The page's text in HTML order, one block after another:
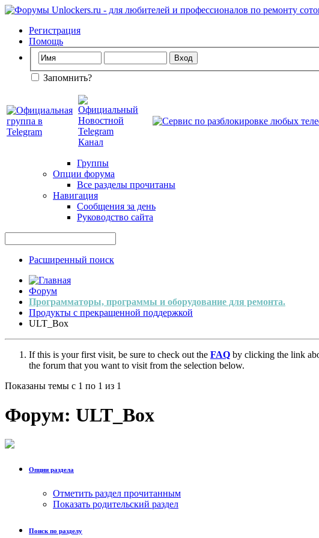
Регистрация
Помощь
Запомнить?
Группы
Опции форума
Все разделы прочитаны
Навигация
Сообщения за день
Руководство сайта
Расширенный поиск
Форум
Программаторы, программы и оборудование для ремонта.
Продукты с прекращенной поддержкой
ULT_Box
If this is your first visit, be sure to check out the FAQ by clicking the link
the forum that you want to visit from the selection below.
Показаны темы с 1 по 1 из 1
Форум: ULT_Box
Опции раздела
Отметить раздел прочитанным
Показать родительский раздел
Поиск по разделу